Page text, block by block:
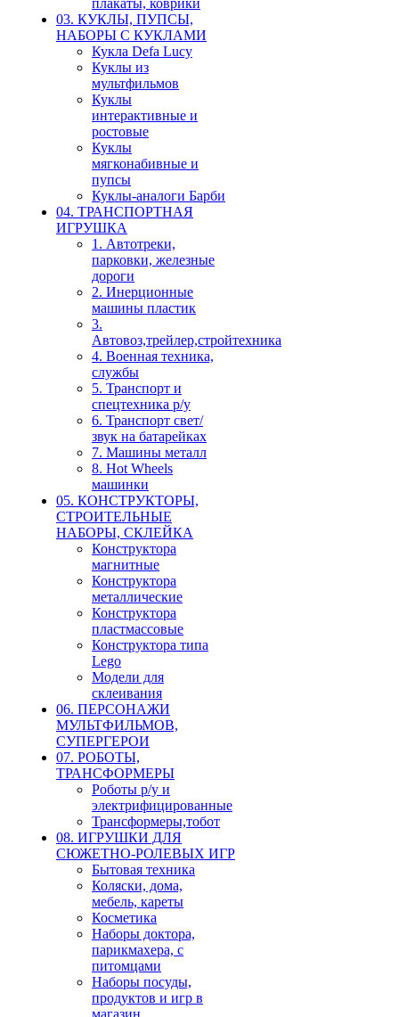
03. КУКЛЫ, ПУПСЫ,
НАБОРЫ С КУКЛАМИ
Кукла Defa Lucy
Куклы из
мультфильмов
Куклы
интерактивные и
ростовые
Куклы
мягконабивные и
пупсы
Куклы-аналоги Барби
04. ТРАНСПОРТНАЯ
ИГРУШКА
1. Автотреки,
парковки, железные
дороги
2. Инерционные
машины пластик
3.
Автовоз,трейлер,стройтехника
4. Военная техника,
службы
5. Транспорт и
спецтехника р/у
6. Транспорт свет/
звук на батарейках
7. Машины металл
8. Hot Wheels
машинки
05. КОНСТРУКТОРЫ,
СТРОИТЕЛЬНЫЕ
НАБОРЫ, СКЛЕЙКА
Конструктора
магнитные
Конструктора
металлические
Конструктора
пластмассовые
Конструктора типа
Lego
Модели для
склеивания
06. ПЕРСОНАЖИ
МУЛЬТФИЛЬМОВ,
СУПЕРГЕРОИ
07. РОБОТЫ,
ТРАНСФОРМЕРЫ
Роботы р/у и
электрифицированные
Трансформеры,тобот
08. ИГРУШКИ ДЛЯ
СЮЖЕТНО-РОЛЕВЫХ ИГР
Бытовая техника
Коляски, дома,
мебель, кареты
Косметика
Наборы доктора,
парикмахера, с
питомцами
Наборы посуды,
продуктов и игр в
магазин